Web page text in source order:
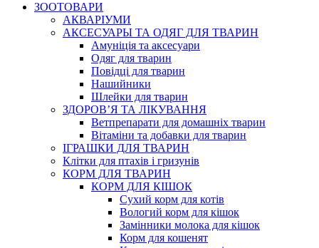
ЗООТОВАРИ
АКВАРІУМИ
АКСЕСУАРЫ ТА ОДЯГ ДЛЯ ТВАРИН
Амуніція та аксесуари
Одяг для тварин
Повідці для тварин
Нашийники
Шлейки для тварин
ЗДОРОВ’Я ТА ЛІКУВАННЯ
Ветпрепарати для домашніх тварин
Вітаміни та добавки для тварин
ІГРАШКИ ДЛЯ ТВАРИН
Клітки для птахів і гризунів
КОРМ ДЛЯ ТВАРИН
КОРМ ДЛЯ КІШОК
Сухий корм для котів
Вологий корм для кішок
Замінники молока для кішок
Корм для кошенят